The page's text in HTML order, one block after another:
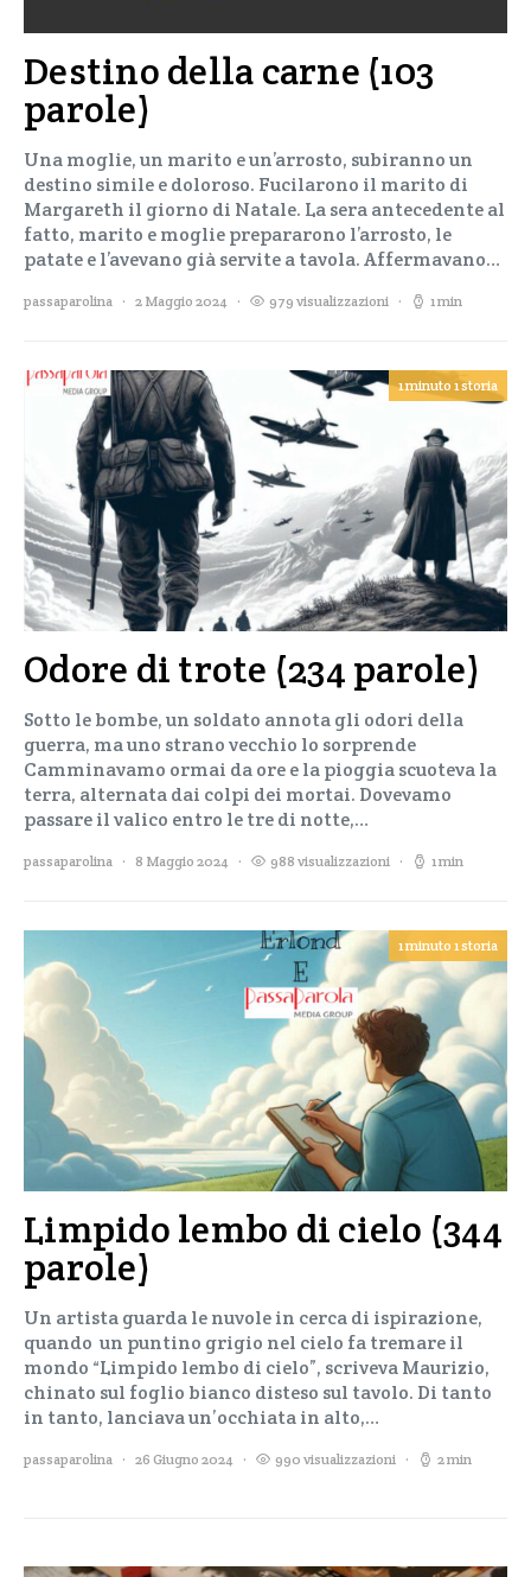
Destino della carne (103
parole)
Una moglie, un marito e un’arrosto, subiranno un
destino simile e doloroso. Fucilarono il marito di
Margareth il giorno di Natale. La sera antecedente al
fatto, marito e moglie prepararono l’arrosto, le
patate e l’avevano già servite a tavola. Affermavano…
passaparolina 2 Maggio 2024 979 visualizzazioni 1 min
1 minuto 1 storia
Odore di trote (234 parole)
Sotto le bombe, un soldato annota gli odori della
guerra, ma uno strano vecchio lo sorprende
Camminavamo ormai da ore e la pioggia scuoteva la
terra, alternata dai colpi dei mortai. Dovevamo
passare il valico entro le tre di notte,…
passaparolina 8 Maggio 2024 988 visualizzazioni 1 min
1 minuto 1 storia
Limpido lembo di cielo (344
parole)
Un artista guarda le nuvole in cerca di ispirazione,
quando un puntino grigio nel cielo fa tremare il
mondo “Limpido lembo di cielo”, scriveva Maurizio,
chinato sul foglio bianco disteso sul tavolo. Di tanto
in tanto, lanciava un’occhiata in alto,…
passaparolina 26 Giugno 2024 990 visualizzazioni 2 min